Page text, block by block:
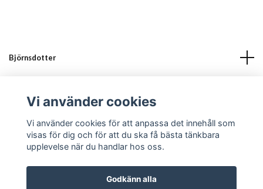
Björnsdotter
Sociala medier
Vi använder cookies
Vi använder cookies för att anpassa det innehåll som
visas för dig och för att du ska få bästa tänkbara
upplevelse när du handlar hos oss.
Godkänn alla